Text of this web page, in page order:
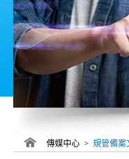
傳媒中心 > 規管備案